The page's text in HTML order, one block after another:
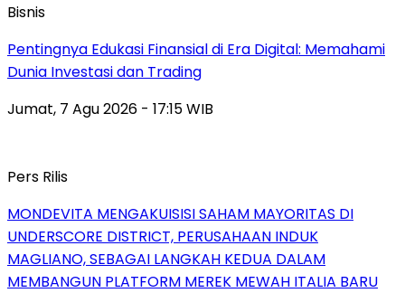
Bisnis
Pentingnya Edukasi Finansial di Era Digital: Memahami
Dunia Investasi dan Trading
Jumat, 7 Agu 2026 - 17:15 WIB
Pers Rilis
MONDEVITA MENGAKUISISI SAHAM MAYORITAS DI
UNDERSCORE DISTRICT, PERUSAHAAN INDUK
MAGLIANO, SEBAGAI LANGKAH KEDUA DALAM
MEMBANGUN PLATFORM MEREK MEWAH ITALIA BARU